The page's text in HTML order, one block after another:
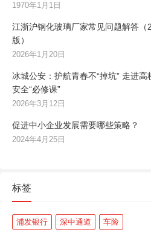
1970年1月1日
江浙沪钢化玻璃厂家常见问题解答（
版）
2026年1月20日
冰城公安：护航青春不“掉坑” 走进高
安全“必修课”
2026年3月12日
促进中小企业发展需要哪些策略？
2024年4月25日
标签
浦发银行 深中通道 车险